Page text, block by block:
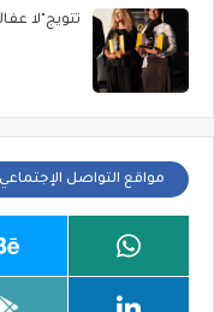
تتويج"لا
مواقع التواصل الإجتماعي